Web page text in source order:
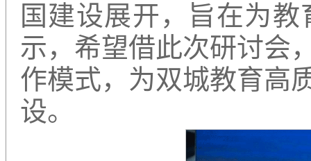
国建设展开，旨在为
示，希望借此次研讨会
作模式，为双城教育高
设。